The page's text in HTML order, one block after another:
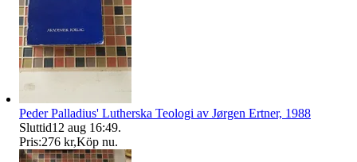
Peder Palladius' Lutherska Teologi av Jørgen Ertner, 1988
Sluttid12 aug 16:49.
Pris:276 kr,Köp nu.